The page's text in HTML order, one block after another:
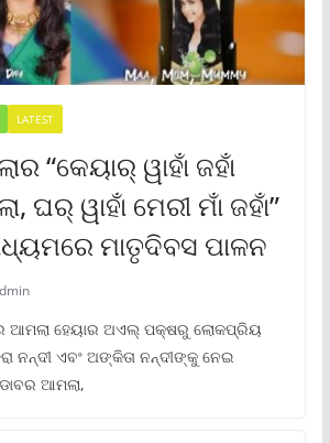
LATEST
“କେୟାର୍ ୱାହାଁ ଜହାଁ
ଘର୍ ୱାହାଁ ମେରୀ ମାଁ ଜହାଁ”
ମାତୃଦିବସ ପାଳନ
ଆମଲା ହେୟାର ଅଏଲ୍ ପକ୍ଷରୁ ଲୋକପ୍ରିୟ
ନନ୍ଦୀ ଏବଂ ଅଙ୍କିତା ନନ୍ଦୀଙ୍କୁ ନେଇ
ଡାବର ଆମଲା,